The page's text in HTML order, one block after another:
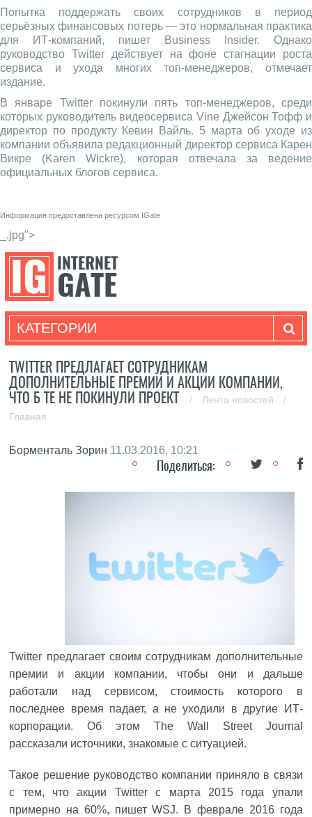
Попытка поддержать своих сотрудников в период
серьёзных финансовых потерь — это нормальная практика
для ИТ-компаний, пишет Business Insider. Однако
руководство Twitter действует на фоне стагнации роста
сервиса и ухода многих топ-менеджеров, отмечает
издание.
В январе Twitter покинули пять топ-менеджеров, среди
которых руководитель видеосервиса Vine Джейсон Тофф и
директор по продукту Кевин Вайль. 5 марта об уходе из
компании объявила редакционный директор сервиса Карен
Викре (Karen Wickre), которая отвечала за ведение
официальных блогов сервиса.
Информация предоставлена ресурсом IGate
_.jpg">
КАТЕГОРИИ
TWITTER ПРЕДЛАГАЕТ СОТРУДНИКАМ
ДОПОЛНИТЕЛЬНЫЕ ПРЕМИИ И АКЦИИ КОМПАНИИ,
ЧТО Б ТЕ НЕ ПОКИНУЛИ ПРОЕКТ
/ Лента новостей
/
Главная
Борменталь Зорин 11.03.2016, 10:21
Поделиться:
Twitter предлагает своим сотрудникам дополнительные
премии и акции компании, чтобы они и дальше
работали над сервисом, стоимость которого в
последнее время падает, а не уходили в другие ИТ-
корпорации. Об этом The Wall Street Journal
рассказали источники, знакомые с ситуацией.
Такое решение руководство компании приняло в связи
с тем, что акции Twitter с марта 2015 года упали
примерно на 60%, пишет WSJ. В феврале 2016 года